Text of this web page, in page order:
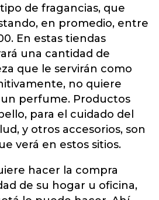
de fragancias, que
en promedio, entre
En estas tiendas
una cantidad de
que le servirán como
no quiere
perfume. Productos
para el cuidado del
y otros accesorios, son
verá en estos sitios.
hacer la compra
de su hogar u oficina,